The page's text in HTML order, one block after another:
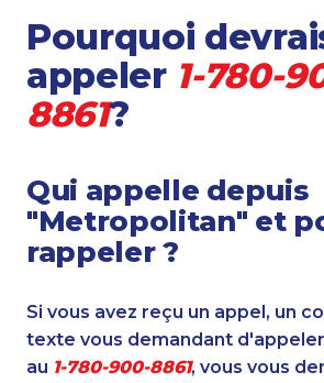
Pourquoi
appeler 1-780-
8861?
Qui appelle depuis
"Metropolitan" et
rappeler ?
Si vous avez reçu un appel, un
texte vous demandant
au 1-780-900-8861, vous vous